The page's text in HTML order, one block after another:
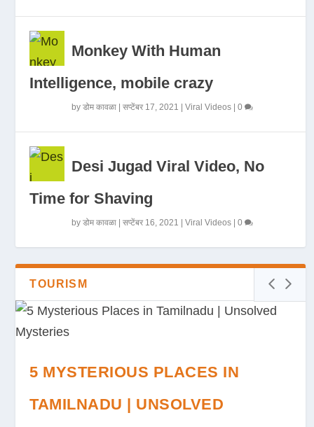
Monkey With Human
Intelligence, mobile crazy
byडोम कावळा |सप्टेंबर 17, 2021 |Viral Videos |0
Desi Jugad Viral Video, No
Time for Shaving
byडोम कावळा |सप्टेंबर 16, 2021 |Viral Videos |0
TOURISM
5 MYSTERIOUS PLACES IN
TAMILNADU | UNSOLVED